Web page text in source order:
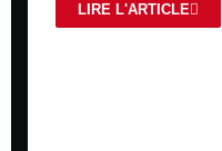
LIRE L'ARTICLE